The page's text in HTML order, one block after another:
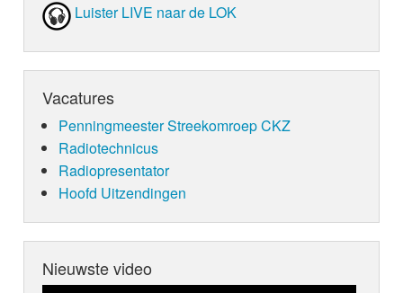
Luister LIVE naar de LOK
Vacatures
Penningmeester Streekomroep CKZ
Radiotechnicus
Radiopresentator
Hoofd Uitzendingen
Nieuwste video